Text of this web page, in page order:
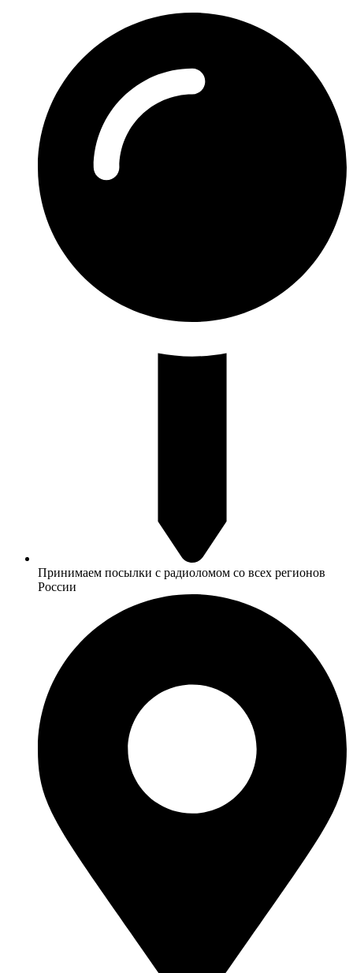
Принимаем посылки с радиоломом со всех регионов
России